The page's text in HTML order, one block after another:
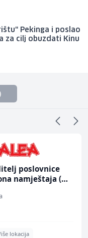
Pekinga i poslao
za cilj obuzdati Kinu
poslovnice
namještaja (m/
lokacija